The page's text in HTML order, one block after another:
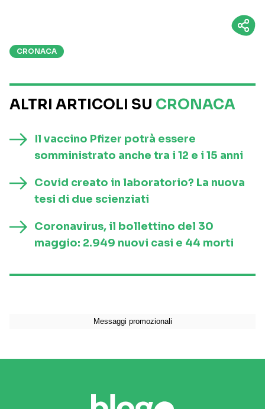
CRONACA
ALTRI ARTICOLI SU CRONACA
Il vaccino Pfizer potrà essere
somministrato anche tra i 12 e i 15 anni
Covid creato in laboratorio? La nuova
tesi di due scienziati
Coronavirus, il bollettino del 30
maggio: 2.949 nuovi casi e 44 morti